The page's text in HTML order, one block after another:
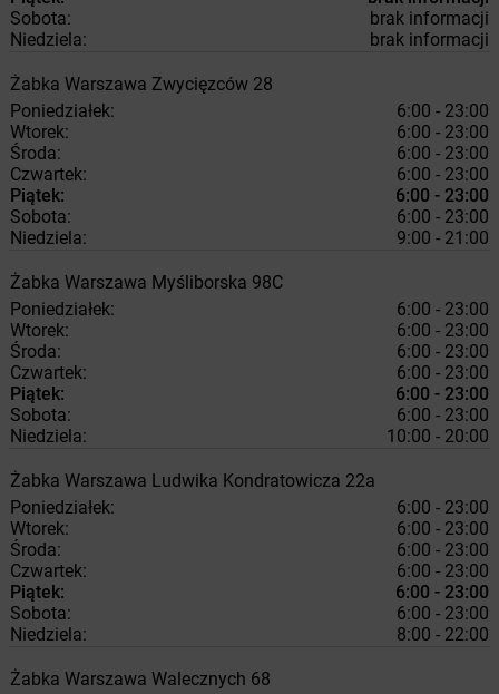
Sobota:
brak informacji
Niedziela:
brak informacji
Żabka Warszawa Zwycięzców 28
Poniedziałek:
6:00 - 23:00
Wtorek:
6:00 - 23:00
Środa:
6:00 - 23:00
Czwartek:
6:00 - 23:00
Piątek:
6:00 - 23:00
Sobota:
6:00 - 23:00
Niedziela:
9:00 - 21:00
Żabka Warszawa Myśliborska 98C
Poniedziałek:
6:00 - 23:00
Wtorek:
6:00 - 23:00
Środa:
6:00 - 23:00
Czwartek:
6:00 - 23:00
Piątek:
6:00 - 23:00
Sobota:
6:00 - 23:00
Niedziela:
10:00 - 20:00
Żabka Warszawa Ludwika Kondratowicza 22a
Poniedziałek:
6:00 - 23:00
Wtorek:
6:00 - 23:00
Środa:
6:00 - 23:00
Czwartek:
6:00 - 23:00
Piątek:
6:00 - 23:00
Sobota:
6:00 - 23:00
Niedziela:
8:00 - 22:00
Żabka Warszawa Walecznych 68